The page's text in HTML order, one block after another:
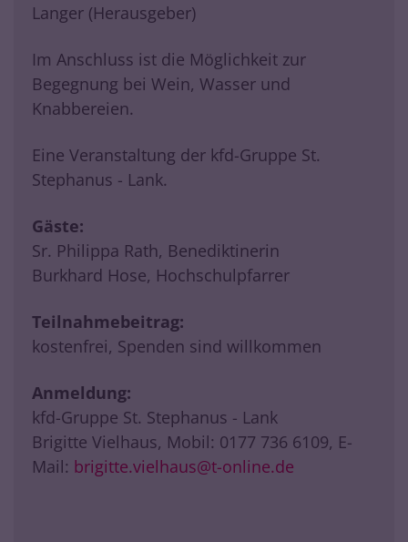
Langer (Herausgeber)
Im Anschluss ist die Möglichkeit zur
Begegnung bei Wein, Wasser und
Knabbereien.
Eine Veranstaltung der kfd-Gruppe St.
Stephanus - Lank.
Gäste:
Sr. Philippa Rath, Benediktinerin
Burkhard Hose, Hochschulpfarrer
Teilnahmebeitrag:
kostenfrei, Spenden sind willkommen
Anmeldung:
kfd-Gruppe St. Stephanus - Lank
Brigitte Vielhaus, Mobil: 0177 736 6109, E-
Mail: brigitte.vielhaus@t-online.de